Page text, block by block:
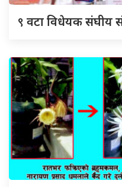
९ वटा विधेयक संघीय